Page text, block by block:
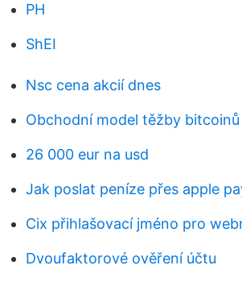
PH
ShEI
Nsc cena akcií dnes
Obchodní model těžby bitcoinů
26 000 eur na usd
Jak poslat peníze přes apple
Cix přihlašovací jméno pro
Dvoufaktorové ověření účtu